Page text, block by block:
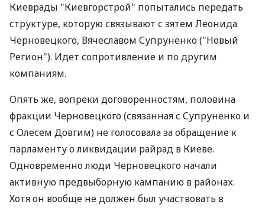
Киеврады "Киевгорстрой" попытались передать
структуре, которую связывают с зятем Леонида
Черновецкого, Вячеславом Супруненко ("Новый
Регион"). Идет сопротивление и по другим
компаниям.
Опять же, вопреки договоренностям, половина
фракции Черновецкого (связанная с Супруненко и
с Олесем Довгим) не голосовала за обращение к
парламенту о ликвидации райрад в Киеве.
Одновременно люди Черновецкого начали
активную предвыборную кампанию в районах.
Хотя он вообще не должен был участвовать в